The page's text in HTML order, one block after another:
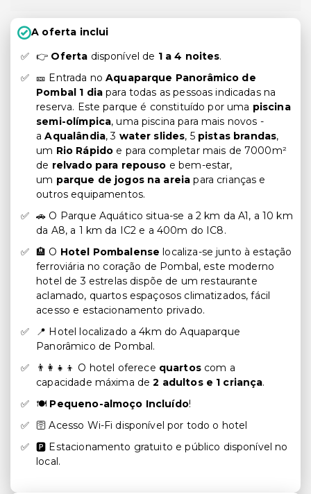
A oferta inclui
👉 Oferta disponível de 1 a 4 noites.
🎫 Entrada noAquaparque Panorâmico de
Pombal 1 diapara todas as pessoas indicadas na
reserva. Este parque é constituído por uma piscina
semi-olímpica, uma piscina para mais novos -
aAqualândia, 3 water slides, 5 pistas brandas,
um Rio Rápido e para completar mais de 7000m²
de relvado para repouso e bem-estar,
um parque de jogos na areia para crianças e
outros equipamentos.
🚗 O Parque Aquático situa-se a 2 km da A1, a 10 km
da A8, a 1 km da IC2 e a 400m do IC8.
🏨 O Hotel Pombalense localiza-se junto à estação
ferroviária no coração de Pombal, este moderno
hotel de 3 estrelas dispõe de um restaurante
aclamado, quartos espaçosos climatizados, fácil
acesso e estacionamento privado.
📍 Hotel localizado a 4km do Aquaparque
Panorâmico de Pombal.
👨‍👩‍👧‍👦 O hotel oferece quartoscom a
capacidade máxima de2 adultos e 1 criança.
🍽️ Pequeno-almoço Incluído!
🛜 Acesso Wi-Fi disponível por todo o hotel
🅿️ Estacionamento gratuito e público disponível no
local.